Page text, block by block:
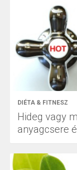
DIÉTA & FITNESZ
Hideg vagy
anyagcsere